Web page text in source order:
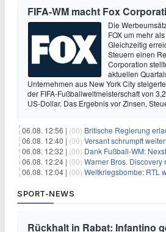
FIFA-WM macht Fox
Die
FOX um mehr
Gleichzeitig
Steuern einen
Corporation
aktuellen
Unternehmen aus New York City
der FIFA-Fußballweltmeisterschaft von
US-Dollar. Das Ergebnis vor Zinsen,
06.08. 12:56 | (00) Britische Regierung erlaubt
06.08. 12:40 | (00) Versant schrumpft weiter
06.08. 12:32 | (00) Dank Fußball-WM:
06.08. 12:24 | (00) Warner Bros. Discovery
06.08. 12:04 | (00) Weltkriegsbombe: RTL
SPORT-NEWS
Rückhalt in Rabat: Infantino